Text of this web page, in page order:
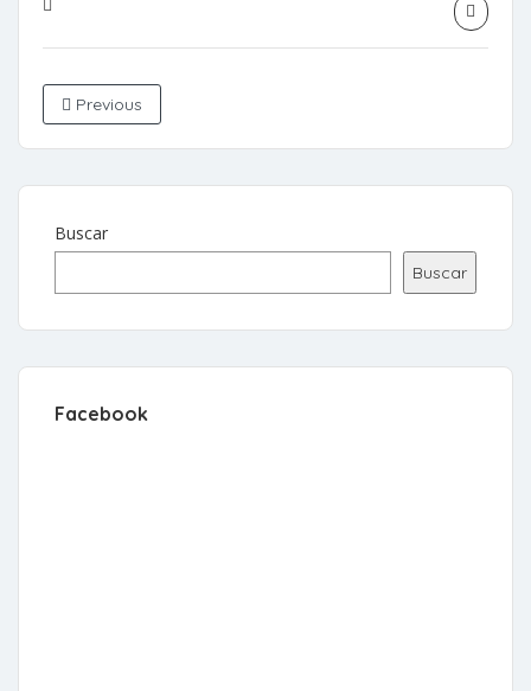
Previous
Buscar
Buscar
Facebook